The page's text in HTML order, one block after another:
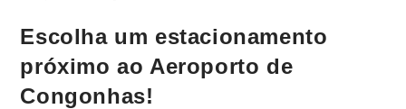
Escolha um estacionamento
próximo ao Aeroporto de
Congonhas!